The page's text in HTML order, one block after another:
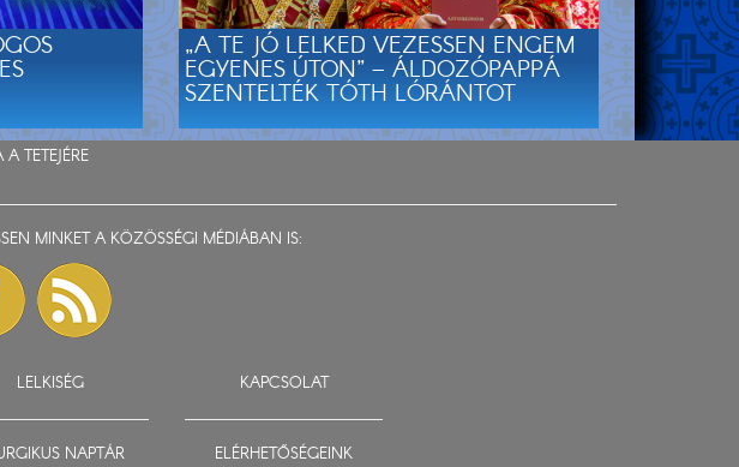
„A TE JÓ LELKED VEZESSEN ENGEM
EGYENES ÚTON” – ÁLDOZÓPAPPÁ
SZENTELTÉK TÓTH LÓRÁNTOT
TETEJÉRE
MINKET A KÖZÖSSÉGI MÉDIÁBAN IS:
LELKISÉG
NAPTÁR
KAPCSOLAT
ELÉRHETŐSÉGEINK